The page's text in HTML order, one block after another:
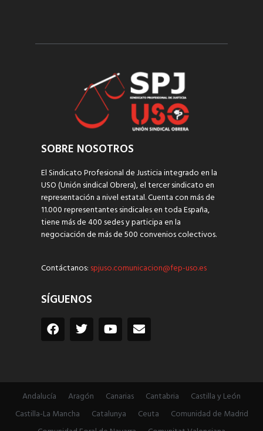
SOBRE NOSOTROS
El Sindicato Profesional de Justicia integrado en la
USO (Unión sindical Obrera), el tercer sindicato en
representación a nivel estatal. Cuenta con más de
11.000 representantes sindicales en toda España,
tiene más de 400 sedes y participa en la
negociación de más de 500 convenios colectivos.
Contáctanos: spjuso.comunicacion@fep-uso.es
SÍGUENOS
Andalucía Aragón Canarias Cantabria
Castilla y León
Castilla-La Mancha
Catalunya Ceuta
Comunidad de Madrid